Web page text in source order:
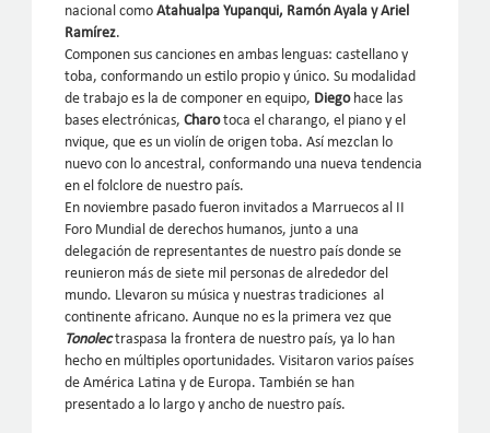
nacional comoAtahualpa Yupanqui, Ramón Ayala y Ariel
Ramírez.
Componen sus canciones en ambas lenguas: castellano y
toba, conformando un estilo propio y único. Su modalidad
de trabajo es la de componer en equipo, Diegohace las
bases electrónicas,Charotoca el charango, el piano y el
nvique, que es un violín de origen toba. Así mezclan lo
nuevo con lo ancestral, conformando una nueva tendencia
en el folclore de nuestro país.
En noviembre pasado fueron invitados a Marruecos al II
Foro Mundial de derechos humanos, junto a una
delegación de representantes de nuestro país donde se
reunieron más de siete mil personas de alrededor del
mundo. Llevaron su música y nuestras tradiciones al
continente africano. Aunque no es la primera vez que
Tonolectraspasa la frontera de nuestro país, ya lo han
hecho en múltiples oportunidades. Visitaron varios países
de América Latina y de Europa. También se han
presentado a lo largo y ancho de nuestro país.